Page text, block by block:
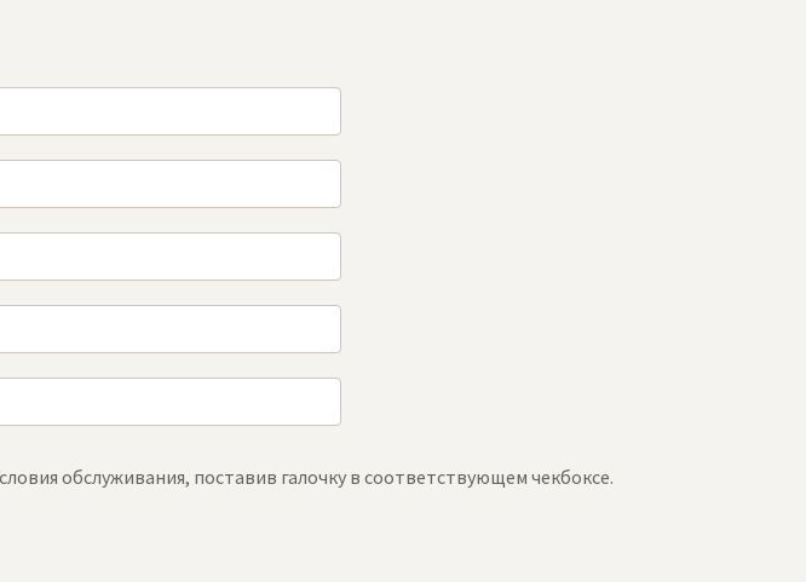
обслуживания, поставив галочку в соответствующем чекбоксе.